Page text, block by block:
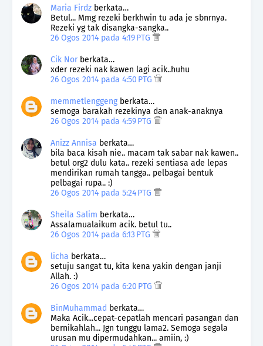
Maria Firdz berkata…
Betul... Mmg rezeki berkhwin tu ada je sbnrnya.
Rezeki yg tak disangka-sangka..
26 Ogos 2014 pada 4:19 PTG
Cik Norberkata…
xder rezeki nak kawen lagi acik..huhu
26 Ogos 2014 pada 4:50 PTG
memmetlenggeng berkata…
semoga barakah rezekinya dan anak-anaknya
26 Ogos 2014 pada 4:59 PTG
Anizz Annisa berkata…
bila baca kisah nie.. macam tak sabar nak kawen..
betul org2 dulu kata.. rezeki sentiasa ade lepas
mendirikan rumah tangga.. pelbagai bentuk
pelbagai rupa.. :)
26 Ogos 2014 pada 5:24 PTG
Sheila Salim berkata…
Assalamualaikum acik. betul tu..
26 Ogos 2014 pada 6:13 PTG
licha berkata…
setuju sangat tu, kita kena yakin dengan janji
Allah. :)
26 Ogos 2014 pada 6:20 PTG
BinMuhammad berkata…
Maka Acik...cepat-cepatlah mencari pasangan dan
bernikahlah... Jgn tunggu lama2. Semoga segala
urusan mu dipermudahkan... amiin, :)